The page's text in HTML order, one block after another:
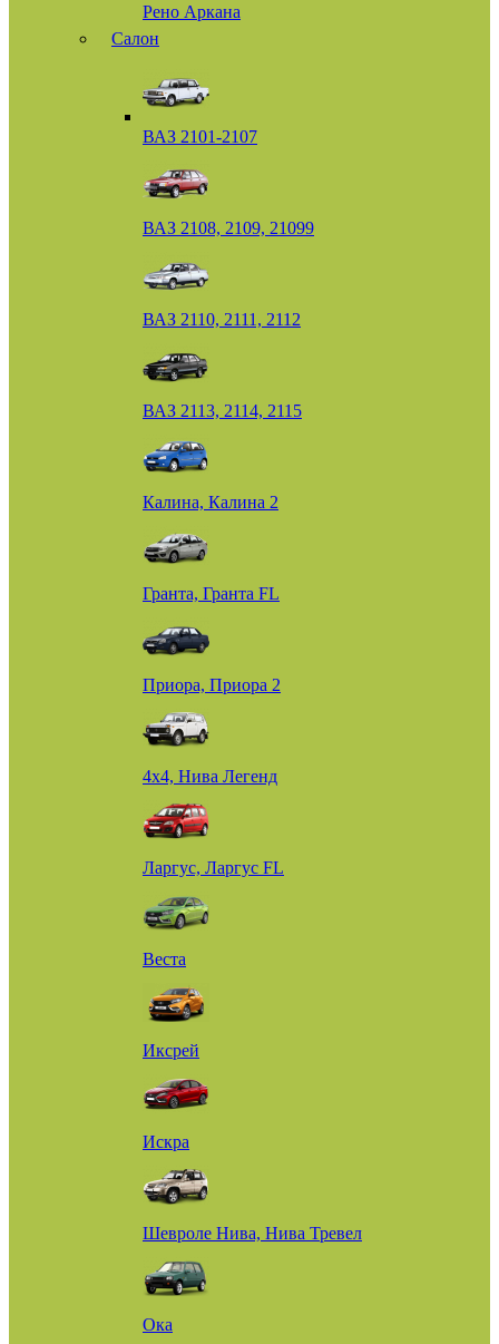
Рено Аркана
Салон
ВАЗ 2101-2107
ВАЗ 2108, 2109, 21099
ВАЗ 2110, 2111, 2112
ВАЗ 2113, 2114, 2115
Калина, Калина 2
Гранта, Гранта FL
Приора, Приора 2
4х4, Нива Легенд
Ларгус, Ларгус FL
Веста
Иксрей
Искра
Шевроле Нива, Нива Тревел
Ока